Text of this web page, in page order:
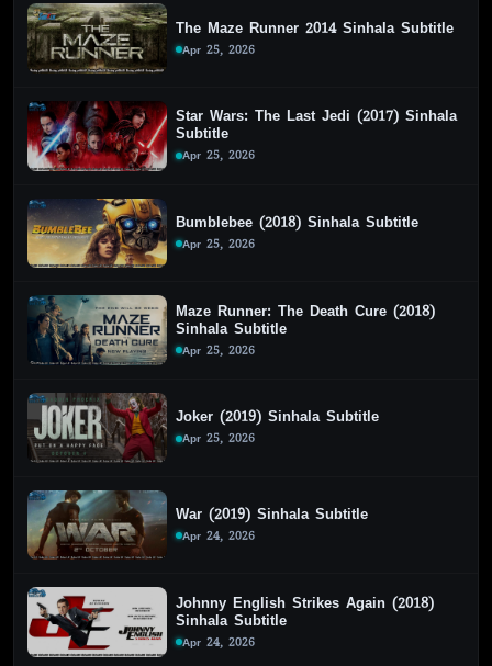
The Maze Runner 2014 Sinhala Subtitle
Apr 25, 2026
Star Wars: The Last Jedi (2017) Sinhala
Subtitle
Apr 25, 2026
Bumblebee (2018) Sinhala Subtitle
Apr 25, 2026
Maze Runner: The Death Cure (2018)
Sinhala Subtitle
Apr 25, 2026
Joker (2019) Sinhala Subtitle
Apr 25, 2026
War (2019) Sinhala Subtitle
Apr 24, 2026
Johnny English Strikes Again (2018)
Sinhala Subtitle
Apr 24, 2026